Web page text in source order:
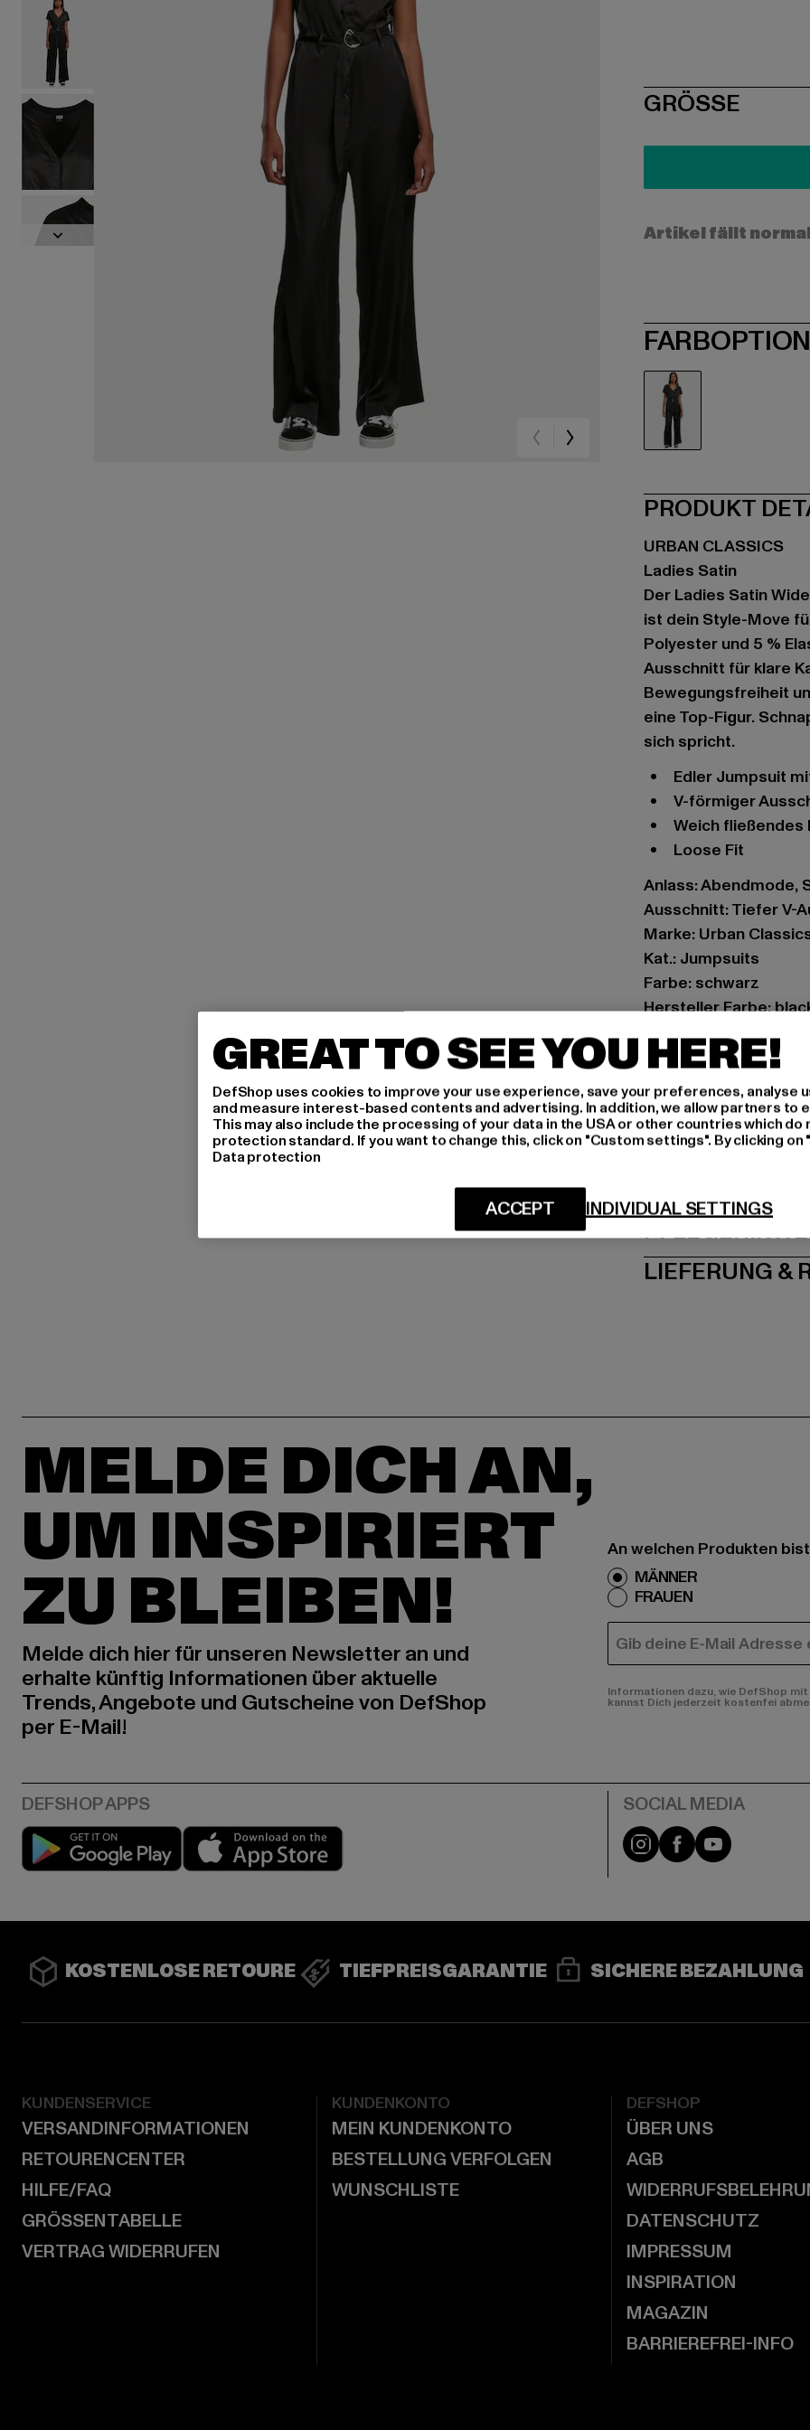
SIZE
GRÖSSE
Artikel fällt
PRODUKT
URBAN CLASSICS
Ladies Satin
Der Ladies Satin
ist dein Style-Move
Polyester und 5 %
Ausschnitt für klare
Bewegungsfreiheit
eine Top-Figur.
sich spricht.
Edler Jumpsuit
V-förmiger
Weich
Loose Fit
Anlass: Abendmode,
Ausschnitt: Tiefer V-
Marke: Urban
Kat.: Jumpsuits
Farbe: schwarz
Hersteller Farbe:
Art.Nr: TB5072-00007
Hersteller: TB
Dr.-Robert-Murjahn-
LIEFERUNG &
MELDE DICH AN,
UM INSPIRIERT
ZU BLEIBEN!
Melde dich hier für unseren Newsletter an und
erhalte künftig Informationen über aktuelle
Trends, Angebote und Gutscheine von DefShop
per E-Mail!
An welchen Produkten
MÄNNER
FRAUEN
E-MAIL
Informationen dazu, wie DefShop
kannst Dich jederzeit kostenfei
Play market Instagram
FacebookYouTube
KOSTENLOSE RETOURE TIEFPREISGARANTIE SICHERE BEZAHLUNG
KUNDENSERVICE
VERSANDINFORMATIONEN
RETOURENCENTER
HILFE/FAQ
GRÖSSENTABELLE
VERTRAG WIDERRUFEN
KUNDENKONTO
MEIN KUNDENKONTO
BESTELLUNG VERFOLGEN
WUNSCHLISTE
DEFSHOP
ÜBER UNS
AGB
DATENSCHUTZ
IMPRESSUM
INSPIRATION
MAGAZIN
BARRIEREFREI-INFO
GREAT TO SEE YOU HERE!
DefShop uses cookies to improve your use experience, save your preferences, analyse
and measure interest-based contents and advertising. In addition, we allow partners to
This may also include the processing of your data in the USA or other countries which do
protection standard. If you want to change this, click on "Custom settings". By clicking
Data protection
INDIVIDUAL SETTINGS
ACCEPT